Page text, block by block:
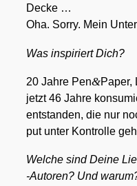
Decke …
Oha. Sor­ry. Mein
Was inspi­riert Dich?
20 Jah­re Pen&Paper,
jetzt 46 Jah­re
ent­stan­den, die nur
put unter Kon­trol­le
Wel­che sind Dei­ne
‑Autoren? Und